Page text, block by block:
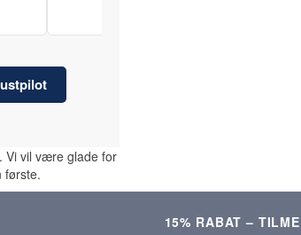
Vi vil være glade for
første.
15% RABAT –